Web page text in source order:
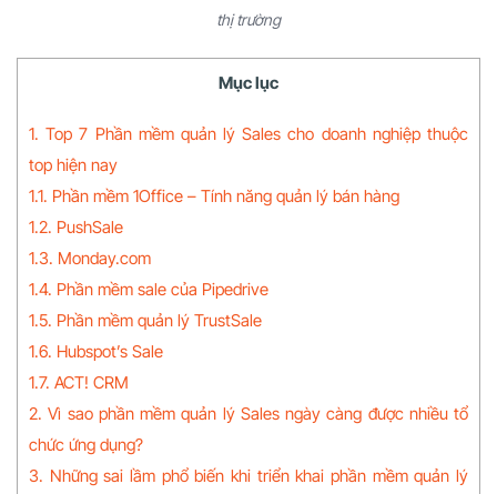
thị trường
Mục lục
1. Top 7 Phần mềm quản lý Sales cho doanh nghiệp thuộc
top hiện nay
1.1. Phần mềm 1Office – Tính năng quản lý bán hàng
1.2. PushSale
1.3. Monday.com
1.4. Phần mềm sale của Pipedrive
1.5. Phần mềm quản lý TrustSale
1.6. Hubspot’s Sale
1.7. ACT! CRM
2. Vì sao phần mềm quản lý Sales ngày càng được nhiều tổ
chức ứng dụng?
3. Những sai lầm phổ biến khi triển khai phần mềm quản lý